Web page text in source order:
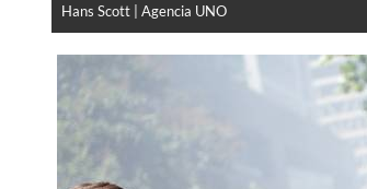
Hans Scott | Agencia UNO